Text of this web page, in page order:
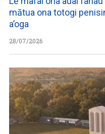
mātua ona totogi
a’oga
28/07/2026